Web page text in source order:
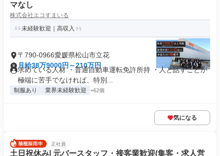
マなし
株式会社エコすまいる
未経験歓迎｜高収入
〒790-0966愛媛県松山市立花
月給38万9000円～210万円
求めている人材 ・普通自動車運転免許所持 ・人と話すことが
極端に苦手でなければ、特別...
制服あり 業界未経験歓迎 +62個
気になる
正社員
土日祝休み| 元バースタッフ・接客業歓迎(集客・求人営